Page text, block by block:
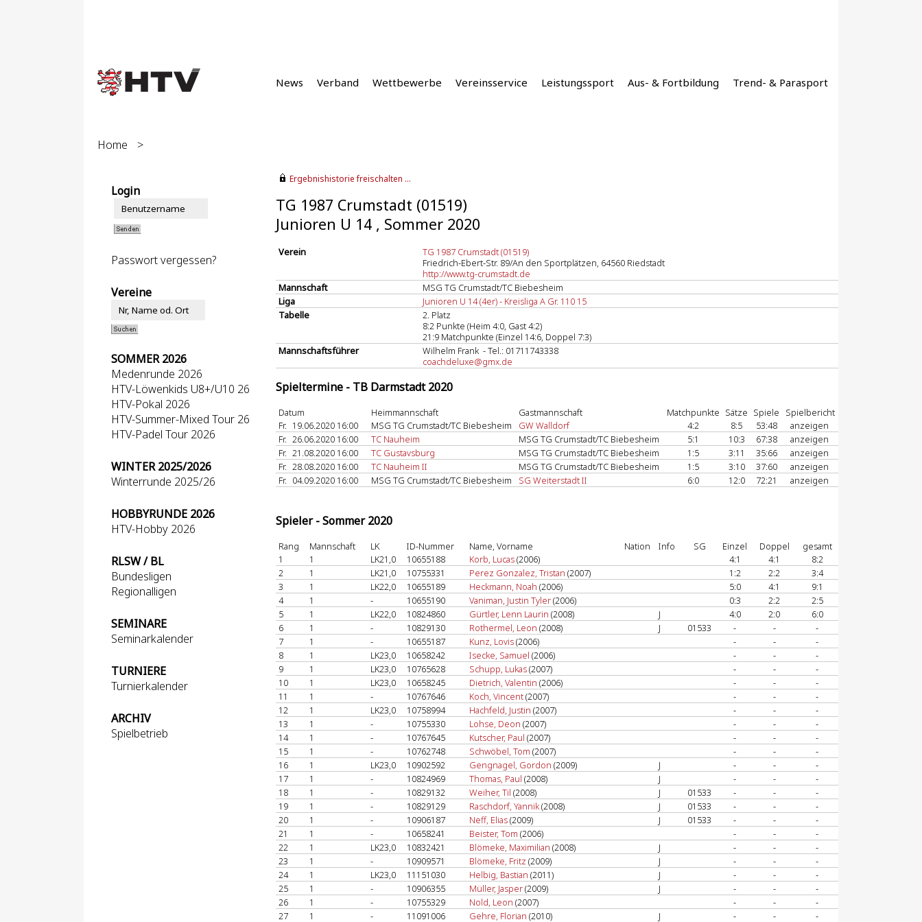
News Verband Wettbewerbe Vereinsservice Leistungssport Aus- & Fortbildung Trend- & Parasport
Home >
Login
Passwort vergessen?
Vereine
SOMMER 2026
Medenrunde 2026
HTV-Löwenkids U8+/U10 26
HTV-Pokal 2026
HTV-Summer-Mixed Tour 26
HTV-Padel Tour 2026
WINTER 2025/2026
Winterrunde 2025/26
HOBBYRUNDE 2026
HTV-Hobby 2026
RLSW / BL
Bundesligen
Regionalligen
SEMINARE
Seminarkalender
TURNIERE
Turnierkalender
ARCHIV
Spielbetrieb
Ergebnishistorie freischalten ...
TG 1987 Crumstadt (01519)
Junioren U 14 , Sommer 2020
Verein
TG 1987 Crumstadt (01519)
Friedrich-Ebert-Str. 89/An den Sportplätzen, 64560 Riedstadt
http://www.tg-crumstadt.de
Mannschaft
MSG TG Crumstadt/TC Biebesheim
Liga
Junioren U 14 (4er) - Kreisliga A Gr. 110 15
Tabelle
2. Platz
8:2 Punkte (Heim 4:0, Gast 4:2)
21:9 Matchpunkte (Einzel 14:6, Doppel 7:3)
Mannschaftsführer
Wilhelm Frank - Tel.: 01711743338
coachdeluxe@gmx.de
Spieltermine - TB Darmstadt 2020
Datum Heimmannschaft Gastmannschaft Matchpunkte Sätze Spiele
Spielbericht
Fr. 19.06.2020 16:00 MSG TG Crumstadt/TC Biebesheim GW Walldorf 4:2 8:5 53:48
anzeigen
Fr. 26.06.2020 16:00 TC Nauheim MSG TG Crumstadt/TC Biebesheim 5:1 10:3 67:38
anzeigen
Fr. 21.08.2020 16:00 TC Gustavsburg MSG TG Crumstadt/TC Biebesheim 1:5 3:11 35:66
anzeigen
Fr. 28.08.2020 16:00 TC Nauheim II MSG TG Crumstadt/TC Biebesheim 1:5 3:10 37:60
anzeigen
Fr. 04.09.2020 16:00 MSG TG Crumstadt/TC Biebesheim SG Weiterstadt II 6:0 12:0 72:21 anzeigen
Spieler - Sommer 2020
Rang Mannschaft LK ID-Nummer Name, Vorname Nation Info SG Einzel Doppel
gesamt
1
1 LK21,0 10655188 Korb, Lucas(2006) 4:1 4:1
8:2
2
1 LK21,0 10755331 Perez Gonzalez, Tristan (2007) 1:2 2:2
3:4
3
1 LK22,0 10655189 Heckmann, Noah (2006) 5:0 4:1
9:1
4
1 - 10655190 Vaniman, Justin Tyler(2006) 0:3 2:2
2:5
5
1 LK22,0 10824860 Gürtler, Lenn Laurin (2008) J 4:0 2:0
6:0
6
1 - 10829130 Rothermel, Leon (2008) J 01533 - -
-
7
1 - 10655187 Kunz, Lovis(2006) - -
-
8
1 LK23,0 10658242 Isecke, Samuel (2006) - -
-
9
1 LK23,0 10765628 Schupp, Lukas(2007) - -
-
10
1 LK23,0 10658245 Dietrich, Valentin (2006) - -
-
11
1 - 10767646 Koch, Vincent(2007) - -
-
12
1 LK23,0 10758994 Hachfeld, Justin (2007) - -
-
13
1 - 10755330 Lohse, Deon (2007) - -
-
14
1 - 10767645 Kutscher, Paul (2007) - -
-
15
1 - 10762748 Schwöbel, Tom (2007) - -
-
16
1 LK23,0 10902592 Gengnagel, Gordon (2009) J - -
-
17
1 - 10824969 Thomas, Paul (2008) J - -
-
18
1 - 10829132 Weiher, Til (2008) J 01533 - -
-
19
1 - 10829129 Raschdorf, Yannik(2008) J 01533 - -
-
20
1 - 10906187 Neff, Elias(2009) J 01533 - -
-
21
1 - 10658241 Beister, Tom (2006) - -
-
22
1 LK23,0 10832421 Blömeke, Maximilian (2008) J - -
-
23
1 - 10909571 Blömeke, Fritz (2009) J - -
-
24
1 LK23,0 11151030 Helbig, Bastian (2011) J - -
-
25
1 - 10906355 Müller, Jasper(2009) J - -
-
26
1 - 10755329 Nold, Leon (2007) - -
-
27
1 - 11091006 Gehre, Florian (2010) J - - -